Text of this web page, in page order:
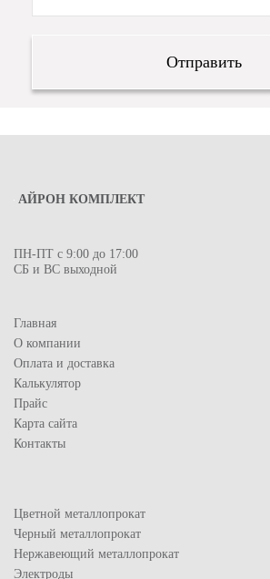
АЙРОН КОМПЛЕКТ
ПН-ПТ с 9:00 до 17:00
СБ и ВС выходной
Главная
О компании
Оплата и доставка
Калькулятор
Прайс
Карта сайта
Контакты
Цветной металлопрокат
Черный металлопрокат
Нержавеющий металлопрокат
Электроды